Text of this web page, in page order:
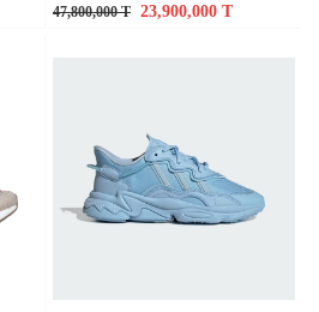
47,800,000 T 23,900,000